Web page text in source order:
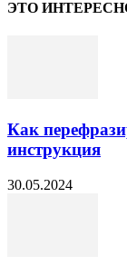
ЭТО
Как
инструкция
30.05.2024